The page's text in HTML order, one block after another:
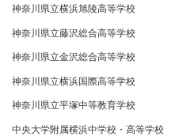
神奈川県立横浜旭陵高等学校
神奈川県立藤沢総合高等学校
神奈川県立金沢総合高等学校
神奈川県立横浜国際高等学校
神奈川県立平塚中等教育学校
中央大学附属横浜中学校・高等学校